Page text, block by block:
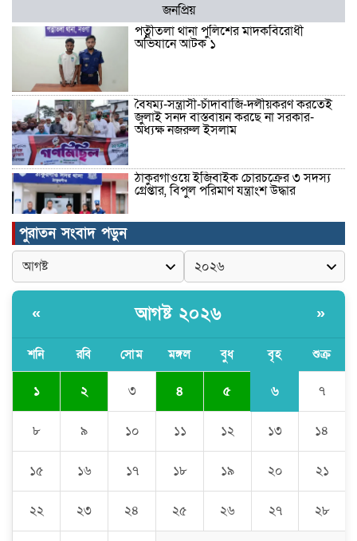
জনপ্রিয়
পত্নীতলা থানা পুলিশের মাদকবিরোধী
অভিযানে আটক ১
বৈষম্য-সন্ত্রাসী-চাঁদাবাজি-দলীয়করণ করতেই
জুলাই সনদ বাস্তবায়ন করছে না সরকার-
অধ্যক্ষ নজরুল ইসলাম
ঠাকুরগাঁওয়ে ইজিবাইক চোরচক্রের ৩ সদস্য
গ্রেপ্তার, বিপুল পরিমাণ যন্ত্রাংশ উদ্ধার ‎
মুন্সীগঞ্জের টংগীবাড়ীতে ৭ ফুট ৬ ইঞ্চি উচ্চতার
গাঁজা গাছের পরিচর্যাকারী গ্রেপ্তার।
ঘণ্টার পর ঘণ্টা বিদ্যুৎহীন মৌলভীবাজার:
বিশ্বনাথে ‘প্রবাসী ওয়েলফেয়ার
এসোসিয়েশন’র পক্ষ থেকে নগদ অর্থ বিতরণ
মন্ত্রীর নাম ভাঙিয়ে তদবির বাণিজ্য মোংলায়
পুরাতন সংবাদ পড়ুন
« আগষ্ট ২০২৬ »
শনি রবি সোম মঙ্গল বুধ বৃহ শুক্র
১ ২ ৩ ৪ ৫ ৬ ৭
৮ ৯ ১০ ১১ ১২ ১৩ ১৪
১৫ ১৬ ১৭ ১৮ ১৯ ২০ ২১
২২ ২৩ ২৪ ২৫ ২৬ ২৭ ২৮